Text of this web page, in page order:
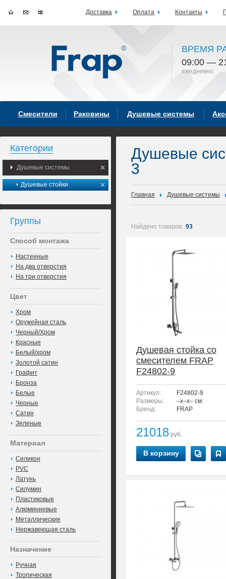
ВРЕМЯ
09:00 —
ежедневно
Смесители Раковины Душевые системы
Категории
Душевые системы
Душевые стойки
Группы
Способ монтажа
Настенные
На два отверстия
На три отверстия
Цвет
Хром
Оружейная сталь
Черный/Хром
Красные
Белый/хром
Золотой сатин
Графит
Бронза
Белые
Черные
Сатин
Зеленые
Материал
Силикон
PVC
Латунь
Силумин
Пластиковые
Алюминиевые
Металлические
Нержавеющая сталь
Назначение
Ручная
Тропическая
Душевые
3
Главная Душевые системы
Найдено товаров: 93
Душевая стойка со
смесителем FRAP
F24802-9
Артикул:
F24802-9
Размеры:
–x–x– см.
Бренд:
FRAP
21018 руб.
В корзину
Доставка Оплата Контакты